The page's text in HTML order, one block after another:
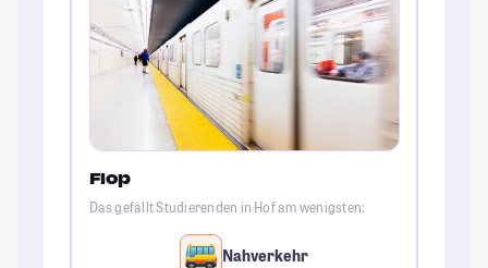
Flop
Das gefällt Studierenden in Hof am wenigsten:
Nahverkehr